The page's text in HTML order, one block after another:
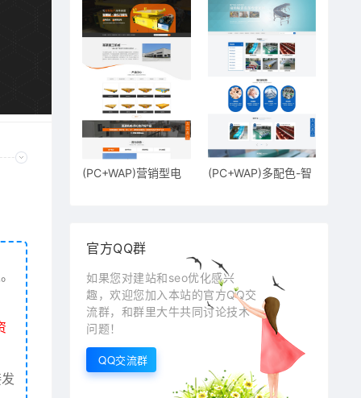
(PC+WAP)营销型电
(PC+WAP)多配色-智
官方QQ群
如果您对建站和seo优化感兴
趣，欢迎您加入本站的官方QQ交
流群，和群里大牛共同讨论技术
问题！
QQ交流群